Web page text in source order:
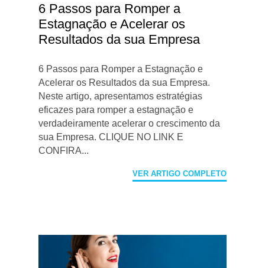
6 Passos para Romper a
Estagnação e Acelerar os
Resultados da sua Empresa
6 Passos para Romper a Estagnação e
Acelerar os Resultados da sua Empresa.
Neste artigo, apresentamos estratégias
eficazes para romper a estagnação e
verdadeiramente acelerar o crescimento da
sua Empresa. CLIQUE NO LINK E
CONFIRA...
VER ARTIGO COMPLETO